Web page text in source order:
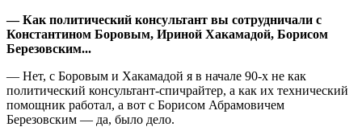
— Как политический консультант вы сотрудничали с
Константином Боровым, Ириной Хакамадой, Борисом
Березовским...
— Нет, с Боровым и Хакамадой я в начале 90-х не как
политический консультант-спичрайтер, а как их технический
помощник работал, а вот с Борисом Абрамовичем
Березовским — да, было дело.